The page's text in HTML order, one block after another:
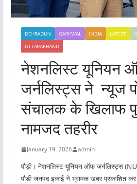
DEHRADUN GARHWAL INDIA LATEST
UTTARAKHAND
नेशनलिस्ट यूनियन
जर्नलिस्ट्स ने न्यूज
संचालक के खिलाफ
नामजद तहरीर
January 19, 2026 admin
पौड़ी। नेशनलिस्ट यूनियन ऑफ जर्नलिस्ट्स
पौड़ी जनपद इकाई ने भ्रामक खबर प्रकाशित